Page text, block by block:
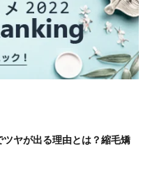
ツヤが出る理由とは？縮毛矯